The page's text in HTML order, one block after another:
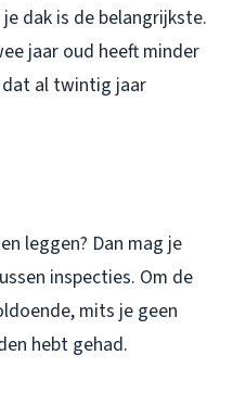
dak is de belangrijkste.
jaar oud heeft minder
dat al twintig jaar
leggen? Dan mag je
inspecties. Om de
mits je geen
hebt gehad.